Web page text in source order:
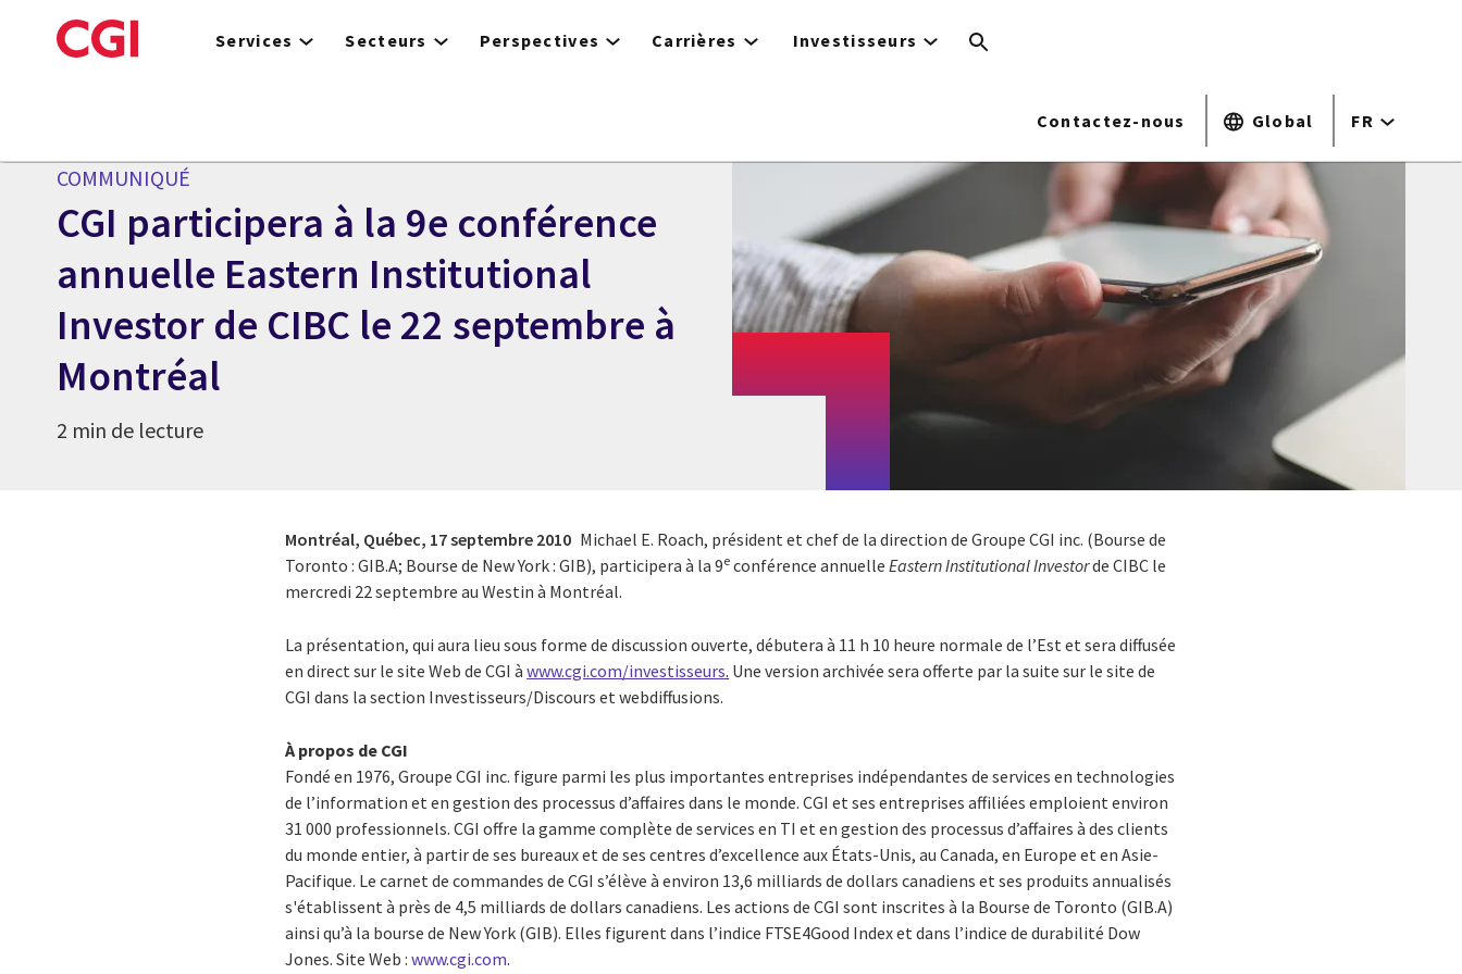
to
Services Secteurs Perspectives Carrières Investisseurs
Contactez-nous Global FR
COMMUNIQUÉ
CGI participera à la 9e conférence
annuelle Eastern Institutional
Investor de CIBC le 22 septembre à
Montréal
2 min de lecture
Montréal, Québec, 17 septembre 2010 Michael E. Roach, président et chef de la direction de Groupe CGI inc. (Bourse de
Toronto : GIB.A; Bourse de New York : GIB), participera à la 9e conférence annuelle Eastern Institutional Investorde CIBC le
mercredi 22 septembre au Westin à Montréal.
La présentation, qui aura lieu sous forme de discussion ouverte, débutera à 11 h 10 heure normale de l’Est et sera diffusée
en direct sur le site Web de CGI àwww.cgi.com/investisseurs. Une version archivée sera offerte par la suite sur le site de
CGI dans la section Investisseurs/Discours et webdiffusions.
À propos de CGI
Fondé en 1976, Groupe CGI inc. figure parmi les plus importantes entreprises indépendantes de services en technologies
de l’information et en gestion des processus d’affaires dans le monde. CGI et ses entreprises affiliées emploient environ
31 000 professionnels. CGI offre la gamme complète de services en TI et en gestion des processus d’affaires à des clients
du monde entier, à partir de ses bureaux et de ses centres d’excellence aux États-Unis, au Canada, en Europe et en Asie-
Pacifique. Le carnet de commandes de CGI s’élève à environ 13,6 milliards de dollars canadiens et ses produits annualisés
s'établissent à près de 4,5 milliards de dollars canadiens. Les actions de CGI sont inscrites à la Bourse de Toronto (GIB.A)
ainsi qu’à la bourse de New York (GIB). Elles figurent dans l’indice FTSE4Good Index et dans l’indice de durabilité Dow
Jones. Site Web :www.cgi.com.